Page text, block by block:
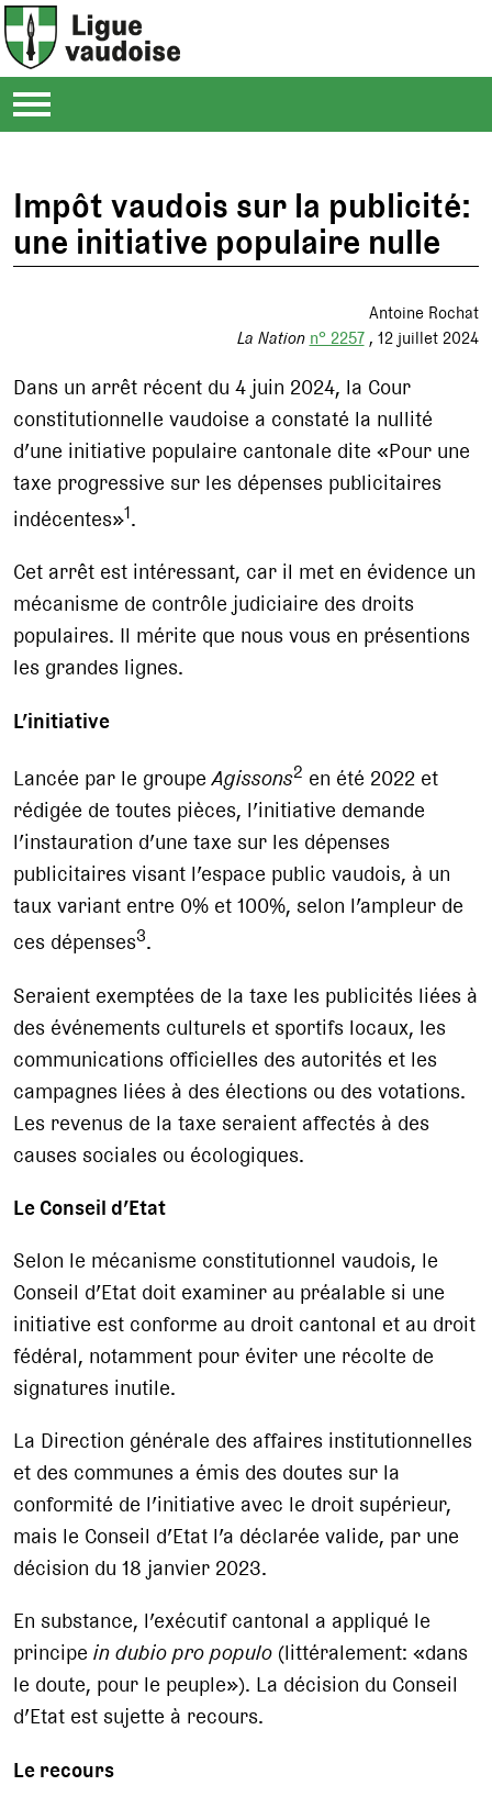
Impôt vaudois sur la publicité:
une initiative populaire nulle
Antoine Rochat
La Nation n° 2257 12 juillet 2024
Dans un arrêt récent du 4 juin 2024, la Cour
constitutionnelle vaudoise a constaté la nullité
d’une initiative populaire cantonale dite «Pour une
taxe progressive sur les dépenses publicitaires
indécentes»1.
Cet arrêt est intéressant, car il met en évidence un
mécanisme de contrôle judiciaire des droits
populaires. Il mérite que nous vous en présentions
les grandes lignes.
L’initiative
Lancée par le groupeAgissons2 en été 2022 et
rédigée de toutes pièces, l’initiative demande
l’instauration d’une taxe sur les dépenses
publicitaires visant l’espace public vaudois, à un
taux variant entre 0% et 100%, selon l’ampleur de
ces dépenses3.
Seraient exemptées de la taxe les publicités liées à
des événements culturels et sportifs locaux, les
communications officielles des autorités et les
campagnes liées à des élections ou des votations.
Les revenus de la taxe seraient affectés à des
causes sociales ou écologiques.
Le Conseil d’Etat
Selon le mécanisme constitutionnel vaudois, le
Conseil d’Etat doit examiner au préalable si une
initiative est conforme au droit cantonal et au droit
fédéral, notamment pour éviter une récolte de
signatures inutile.
La Direction générale des affaires institutionnelles
et des communes a émis des doutes sur la
conformité de l’initiative avec le droit supérieur,
mais le Conseil d’Etat l’a déclarée valide, par une
décision du 18 janvier 2023.
En substance, l’exécutif cantonal a appliqué le
principein dubio pro populo (littéralement: «dans
le doute, pour le peuple»). La décision du Conseil
d’Etat est sujette à recours.
Le recours